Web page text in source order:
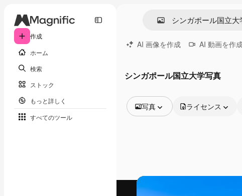
作成
ホーム
検索
ストック
もっと詳しく
すべてのツール
AI 画像を作成 AI 動画を作
シンガポール国立大学写真
写真
動画
映像素材
ライセンス